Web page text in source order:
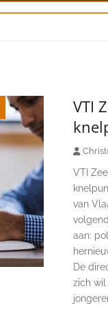
VTI
VTI
van
aan:
De
zich wil